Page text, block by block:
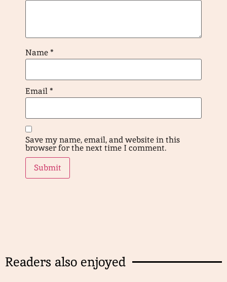
Name*
Email*
Save my name, email, and website in this
browser for the next time I comment.
Readers also enjoyed